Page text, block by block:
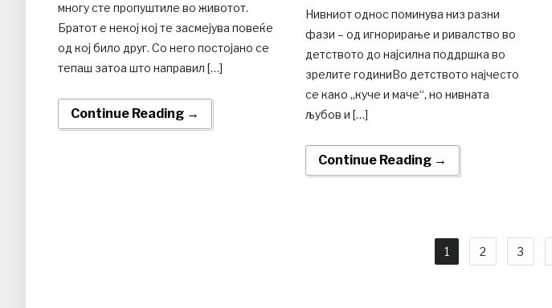
многу сте пропуштиле во животот.
Братот е некој кој те засмејува повеќе
од кој било друг. Со него постојано се
тепаш затоа што направил […]
Continue Reading →
Нивниот однос поминува низ разни
фази – од игнорирање и ривалство во
детството до најсилна поддршка во
зрелите годиниВо детството најчесто
се како „куче и маче“, но нивната
љубов и […]
Continue Reading →
1 2 3